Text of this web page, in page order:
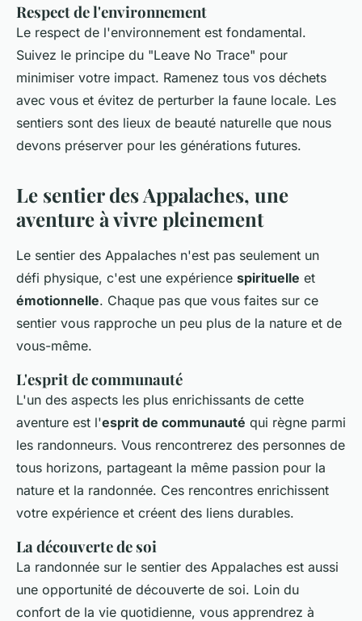
Respect de l'environnement
Le respect de l'environnement est fondamental.
Suivez le principe du "Leave No Trace" pour
minimiser votre impact. Ramenez tous vos déchets
avec vous et évitez de perturber la faune locale. Les
sentiers sont des lieux de beauté naturelle que nous
devons préserver pour les générations futures.
Le sentier des Appalaches, une
aventure à vivre pleinement
Le sentier des Appalaches n'est pas seulement un
défi physique, c'est une expérience spirituelle et
émotionnelle. Chaque pas que vous faites sur ce
sentier vous rapproche un peu plus de la nature et de
vous-même.
L'esprit de communauté
L'un des aspects les plus enrichissants de cette
aventure est l'esprit de communauté qui règne parmi
les randonneurs. Vous rencontrerez des personnes de
tous horizons, partageant la même passion pour la
nature et la randonnée. Ces rencontres enrichissent
votre expérience et créent des liens durables.
La découverte de soi
La randonnée sur le sentier des Appalaches est aussi
une opportunité de découverte de soi. Loin du
confort de la vie quotidienne, vous apprendrez à